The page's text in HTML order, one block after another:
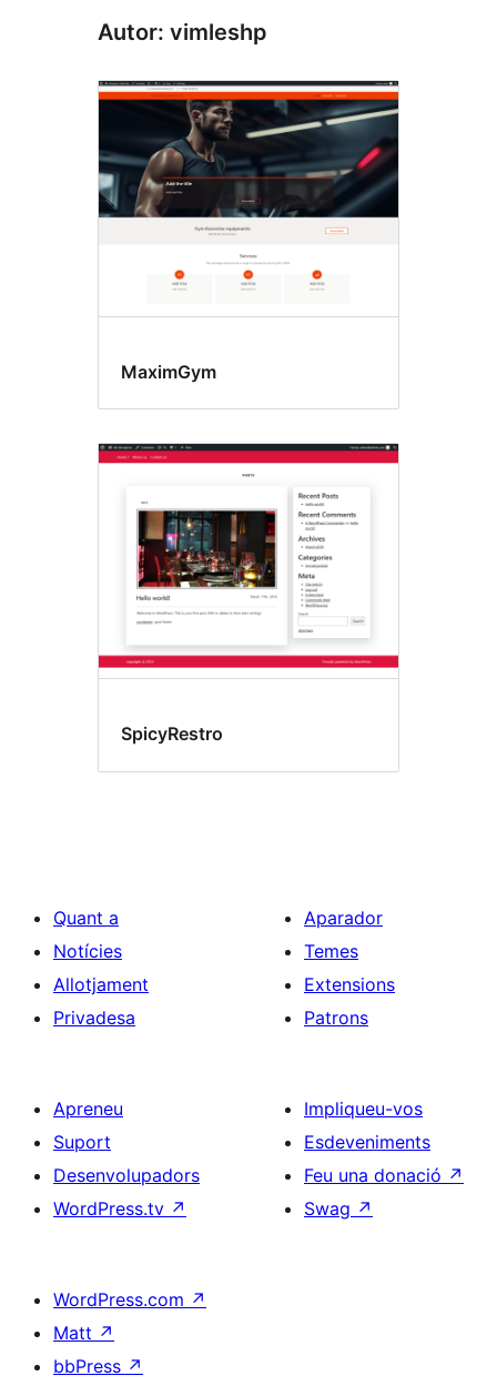
Autor: vimleshp
MaximGym
SpicyRestro
Quant a
Notícies
Allotjament
Privadesa
Aparador
Temes
Extensions
Patrons
Apreneu
Suport
Desenvolupadors
WordPress.tv ↗
Impliqueu-vos
Esdeveniments
Feu una donació ↗
Swag ↗
WordPress.com ↗
Matt ↗
bbPress ↗